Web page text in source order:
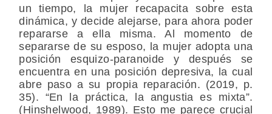
un tiempo, la mujer recapacita sobre esta
dinámica, y decide alejarse, para ahora poder
repararse a ella misma. Al momento de
separarse de su esposo, la mujer adopta una
posición esquizo-paranoide y después se
encuentra en una posición depresiva, la cual
abre paso a su propia reparación. (2019, p.
35). “En la práctica, la angustia es mixta”.
(Hinshelwood, 1989). Esto me parece crucial